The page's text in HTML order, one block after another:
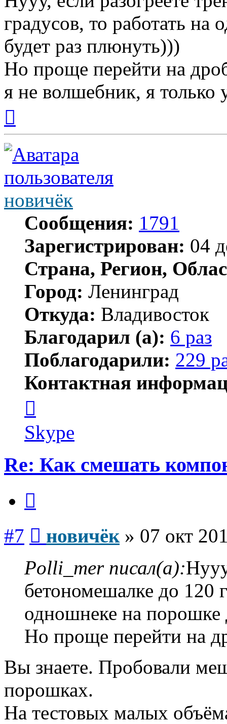
градусов, то работать
будет раз плюнуть)))
Но проще перейти на
я не волшебник, я только
началу
новичёк
Сообщения: 1791
Зарегистрирован: 04
Страна, Регион,
Город: Ленинград
Откуда: Владивосток
Благодарил (а): 6 раз
Поблагодарили: 229
Контактная
пользователя
новичёк
Skype
Re: Как смешать
#7 новичёк» 07 окт
Polli_mer писал(а):
бетономешалке до 120
одношнеке на порошке
Но проще перейти на
Вы знаете. Пробовали
порошках.
На тестовых малых